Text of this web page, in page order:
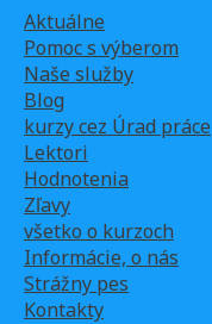
Aktuálne
Pomoc s výberom
Naše služby
Blog
kurzy cez Úrad práce
Lektori
Hodnotenia
Zľavy
všetko o kurzoch
Informácie, o nás
Strážny pes
Kontakty